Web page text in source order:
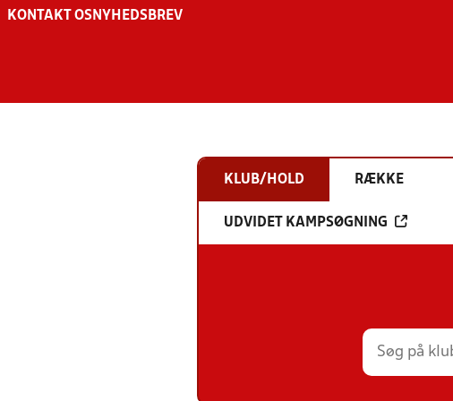
KONTAKT OS NYHEDSBREV
KLUB/HOLD RÆKKE
UDVIDET KAMPSØGNING